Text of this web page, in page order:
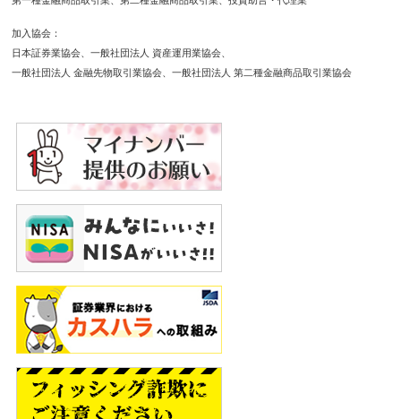
加入協会
日本証券業協会
一般社団法人 資産運用業協会
一般社団法人 金融先物取引業協会
一般社団法人 第二種金融商品取引業協会